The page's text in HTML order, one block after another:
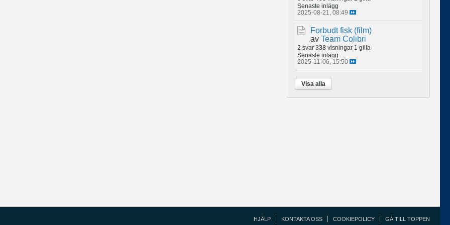
Senaste inlägg
2025-08-21, 08:49
Forbudt fisk (film)
av Team Colibri
2 svar 338 visningar 1 gilla
Senaste inlägg
2025-11-06, 15:50
Visa alla
HJÄLP KONTAKTA OSS COOKIEPOLICY GÅ TILL TOPPEN